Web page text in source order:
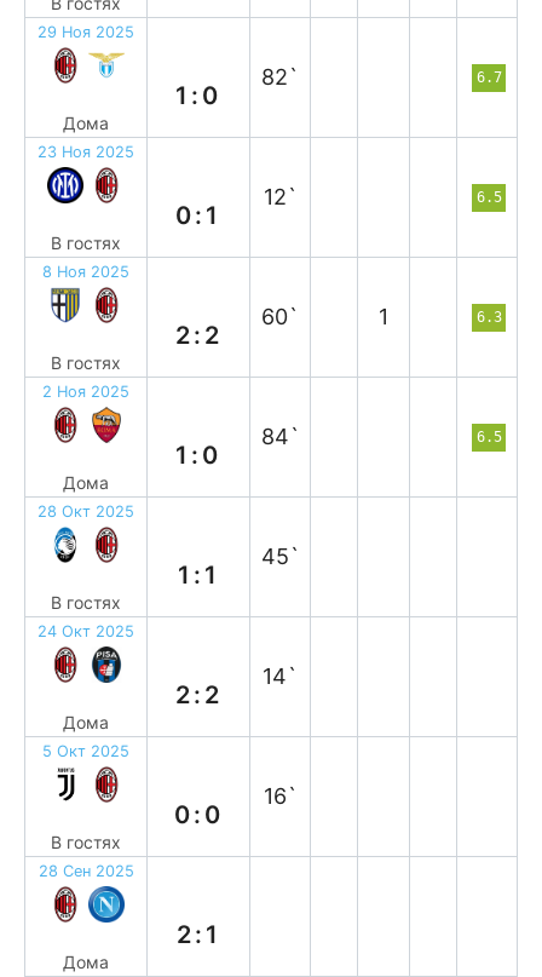
29 Ноя 2025
Дома
1:0
82` 6.7
23 Ноя 2025
В гостях
0:1
12` 6.5
8 Ноя 2025
В гостях
2:2
60` 1 6.3
2 Ноя 2025
Дома
1:0
84` 6.5
28 Окт 2025
В гостях
1:1
45`
24 Окт 2025
Дома
2:2
14`
5 Окт 2025
В гостях
0:0
16`
28 Сен 2025
Дома
2:1